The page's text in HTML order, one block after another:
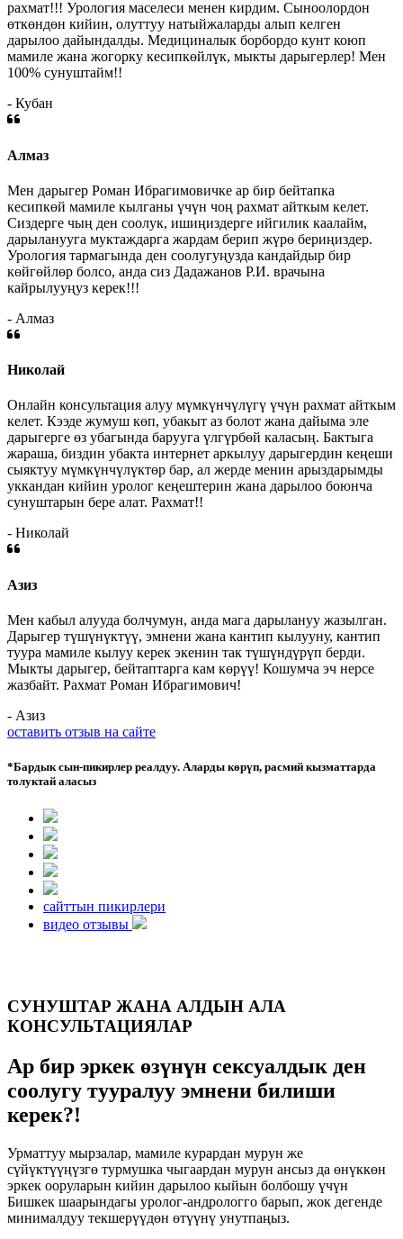
рахмат!!! Урология маселеси менен кирдим. Сыноолордон
өткөндөн кийин, олуттуу натыйжаларды алып келген
дарылоо дайындалды. Медициналык борбордо кунт коюп
мамиле жана жогорку кесипкөйлүк, мыкты дарыгерлер! Мен
100% сунуштайм!!
- Кубан
Алмаз
Мен дарыгер Роман Ибрагимовичке ар бир бейтапка
кесипкөй мамиле кылганы үчүн чоң рахмат айткым келет.
Сиздерге чың ден соолук, ишиңиздерге ийгилик каалайм,
дарыланууга муктаждарга жардам берип жүрө бериңиздер.
Урология тармагында ден соолугуңузда кандайдыр бир
көйгөйлөр болсо, анда сиз Дадажанов Р.И. врачына
кайрылууңуз керек!!!
- Алмаз
Николай
Онлайн консультация алуу мүмкүнчүлүгү үчүн рахмат айткым
келет. Кээде жумуш көп, убакыт аз болот жана дайыма эле
дарыгерге өз убагында барууга үлгүрбөй каласың. Бактыга
жараша, биздин убакта интернет аркылуу дарыгердин кеңеши
сыяктуу мүмкүнчүлүктөр бар, ал жерде менин арыздарымды
уккандан кийин уролог кеңештерин жана дарылоо боюнча
сунуштарын бере алат. Рахмат!!
- Николай
Азиз
Мен кабыл алууда болчумун, анда мага дарылануу жазылган.
Дарыгер түшүнүктүү, эмнени жана кантип кылууну, кантип
туура мамиле кылуу керек экенин так түшүндүрүп берди.
Мыкты дарыгер, бейтаптарга кам көрүү! Кошумча эч нерсе
жазбайт. Рахмат Роман Ибрагимович!
- Азиз
оставить отзыв на сайте
*Бардык сын-пикирлер реалдуу. Аларды көрүп, расмий кызматтарда
толуктай аласыз
сайттын пикирлери
видео отзывы
СУНУШТАР ЖАНА АЛДЫН АЛА
КОНСУЛЬТАЦИЯЛАР
Ар бир эркек өзүнүн сексуалдык ден
соолугу тууралуу эмнени билиши
керек?!
Урматтуу мырзалар, мамиле курардан мурун же
сүйүктүүңүзгө турмушка чыгаардан мурун ансыз да өнүккөн
эркек ооруларын кийин дарылоо кыйын болбошу үчүн
Бишкек шаарындагы уролог-андрологго барып, жок дегенде
минималдуу текшерүүдөн өтүүнү унутпаңыз.